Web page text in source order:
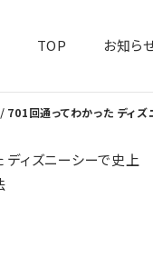
TOP お知ら
701回通ってわかった ディ